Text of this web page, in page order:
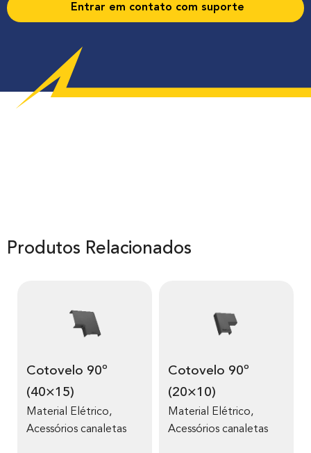
Entrar em contato com suporte
Produtos Relacionados
Cotovelo 90º
(40×15)
Material Elétrico,
Acessórios canaletas
Cotovelo 90º
(20×10)
Material Elétrico,
Acessórios canaletas